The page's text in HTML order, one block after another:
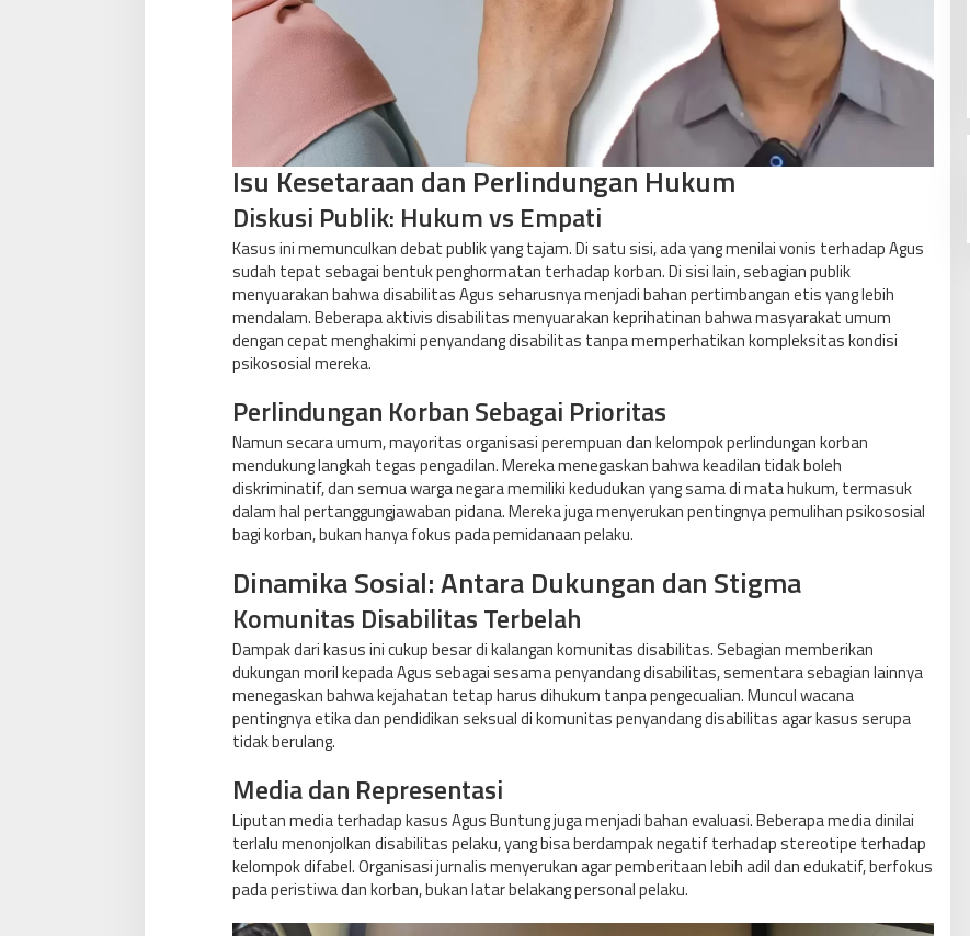
Isu Kesetaraan dan Perlindungan Hukum
Diskusi Publik: Hukum vs Empati
Kasus ini memunculkan debat publik yang tajam. Di satu sisi, ada yang menilai vonis terhadap Agus
sudah tepat sebagai bentuk penghormatan terhadap korban. Di sisi lain, sebagian publik
menyuarakan bahwa disabilitas Agus seharusnya menjadi bahan pertimbangan etis yang lebih
mendalam. Beberapa aktivis disabilitas menyuarakan keprihatinan bahwa masyarakat umum
dengan cepat menghakimi penyandang disabilitas tanpa memperhatikan kompleksitas kondisi
psikososial mereka.
Perlindungan Korban Sebagai Prioritas
Namun secara umum, mayoritas organisasi perempuan dan kelompok perlindungan korban
mendukung langkah tegas pengadilan. Mereka menegaskan bahwa keadilan tidak boleh
diskriminatif, dan semua warga negara memiliki kedudukan yang sama di mata hukum, termasuk
dalam hal pertanggungjawaban pidana. Mereka juga menyerukan pentingnya pemulihan psikososial
bagi korban, bukan hanya fokus pada pemidanaan pelaku.
Dinamika Sosial: Antara Dukungan dan Stigma
Komunitas Disabilitas Terbelah
Dampak dari kasus ini cukup besar di kalangan komunitas disabilitas. Sebagian memberikan
dukungan moril kepada Agus sebagai sesama penyandang disabilitas, sementara sebagian lainnya
menegaskan bahwa kejahatan tetap harus dihukum tanpa pengecualian. Muncul wacana
pentingnya etika dan pendidikan seksual di komunitas penyandang disabilitas agar kasus serupa
tidak berulang.
Media dan Representasi
Liputan media terhadap kasus Agus Buntung juga menjadi bahan evaluasi. Beberapa media dinilai
terlalu menonjolkan disabilitas pelaku, yang bisa berdampak negatif terhadap stereotipe terhadap
kelompok difabel. Organisasi jurnalis menyerukan agar pemberitaan lebih adil dan edukatif, berfokus
pada peristiwa dan korban, bukan latar belakang personal pelaku.